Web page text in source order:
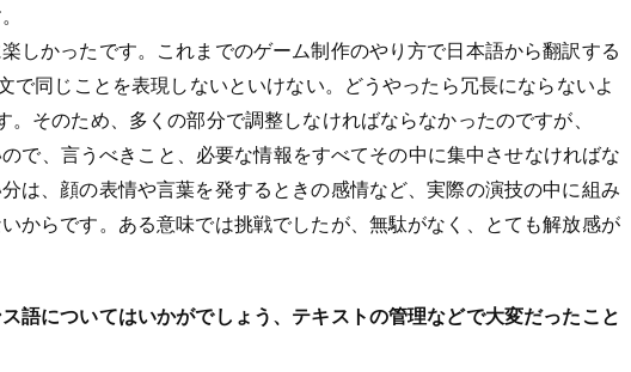
しかったです。これまでのゲーム制作のやり方で日本語から翻訳する
で同じことを表現しないといけない。どうやったら冗長にならないよ
そのため、多くの部分で調整しなければならなかったのですが、
で、言うべきこと、必要な情報をすべてその中に集中させなければな
は、顔の表情や言葉を発するときの感情など、実際の演技の中に組み
からです。ある意味では挑戦でしたが、無駄がなく、とても解放感が
についてはいかがでしょう、テキストの管理などで大変だったこと